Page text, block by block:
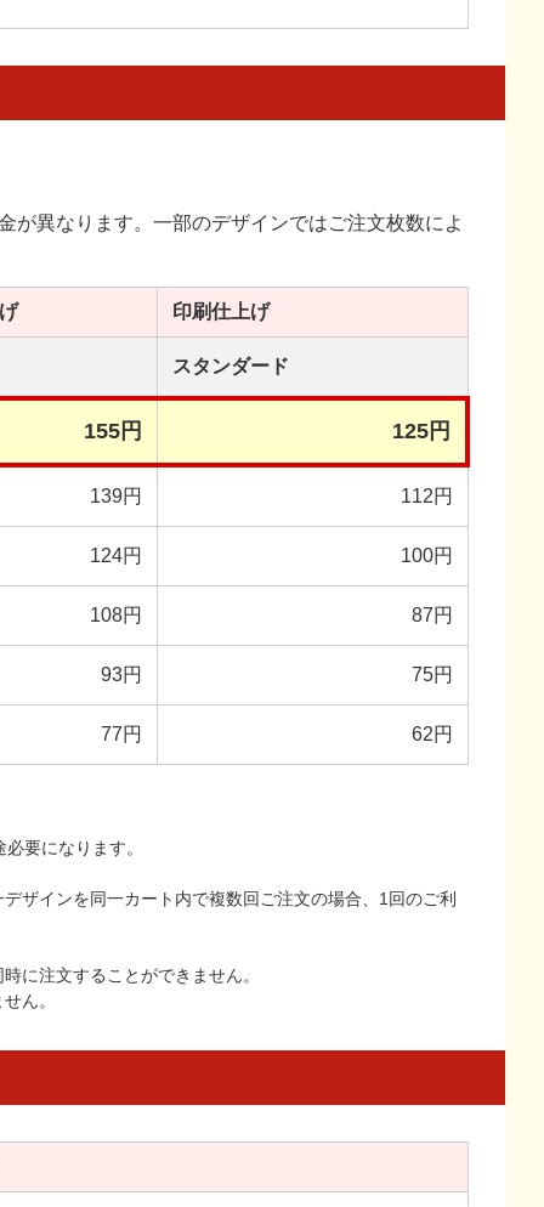
が異なります。一部のデザインではご注文枚数によ
印刷仕上げ
スタンダード
155円 125円
139円 112円
124円 100円
108円 87円
93円 75円
77円 62円
要になります。
ザインを同一カート内で複数回ご注文の場合、1回のご利
に注文することができません。
ん。